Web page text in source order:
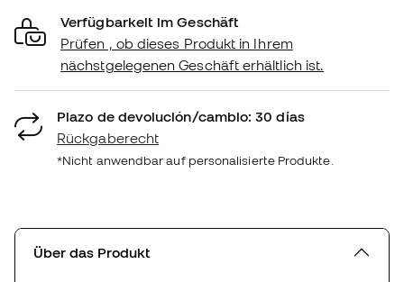
Verfügbarkeit im Geschäft
Prüfen , ob dieses Produkt in Ihrem
nächstgelegenen Geschäft erhältlich ist.
Plazo de devolución/cambio: 30 días
Rückgaberecht
*Nicht anwendbar auf personalisierte Produkte.
Über das Produkt